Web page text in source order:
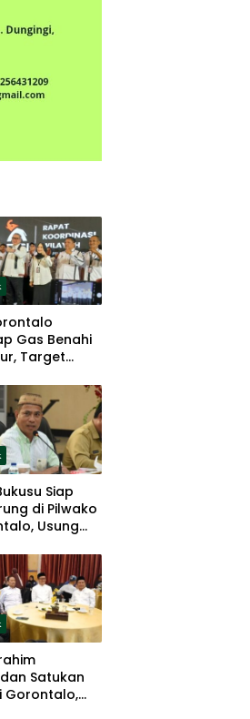
Gas Benahi
Target
Siap
di Pilwako
Usung
Politik
Satukan
Gorontalo,